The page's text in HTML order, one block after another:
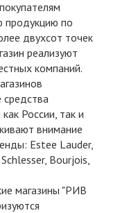
продукцию по
двухсот точек
реализуют
компаний.
средства
России, так и
внимание
Estee Lauder,
Bourjois,
магазины "РИВ